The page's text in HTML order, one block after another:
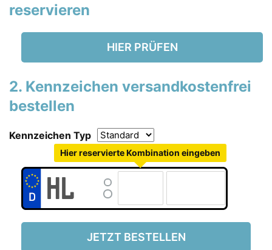
reservieren
HIER PRÜFEN
2. Kennzeichen versandkostenfrei
bestellen
Kennzeichen Typ
Hier reservierte Kombination eingeben
JETZT BESTELLEN